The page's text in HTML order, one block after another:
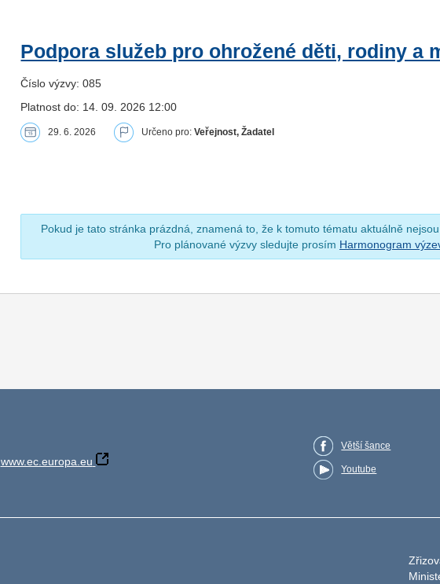
Podpora služeb pro ohrožené děti, rodiny a
Číslo výzvy: 085
Platnost do: 14. 09. 2026 12:00
29. 6. 2026 Určeno pro:Veřejnost, Žadatel
Pokud je tato stránka prázdná, znamená to, že k tomuto tématu aktuálně
Pro plánované výzvy sledujte prosím Harmonogram
www.ec.europa.eu
Větší šance
Youtube